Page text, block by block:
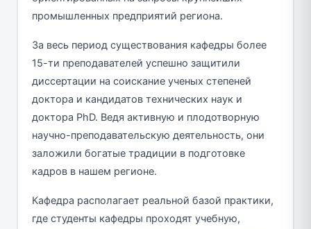
промышленных предприятий региона.
За весь период существования кафедры более
15-ти преподавателей успешно защитили
диссертации на соискание ученых степеней
доктора и кандидатов технических наук и
доктора PhD. Ведя активную и плодотворную
научно-преподавательскую деятельность, они
заложили богатые традиции в подготовке
кадров в нашем регионе.
Кафедра располагает реальной базой практики,
где студенты кафедры проходят учебную,